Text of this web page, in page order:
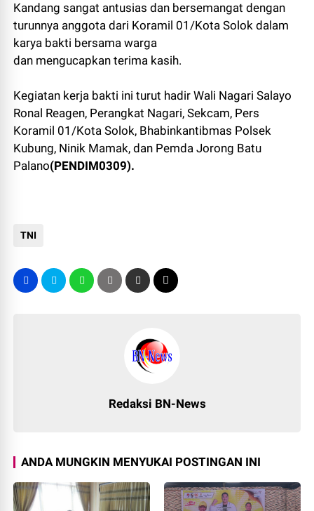
Kandang sangat antusias dan bersemangat dengan
turunnya anggota dari Koramil 01/Kota Solok dalam
karya bakti bersama warga
dan mengucapkan terima kasih.
Kegiatan kerja bakti ini turut hadir Wali Nagari Salayo
Ronal Reagen, Perangkat Nagari, Sekcam, Pers
Koramil 01/Kota Solok, Bhabinkantibmas Polsek
Kubung, Ninik Mamak, dan Pemda Jorong Batu
Palano(PENDIM0309).
TNI
Redaksi BN-News
ANDA MUNGKIN MENYUKAI POSTINGAN INI